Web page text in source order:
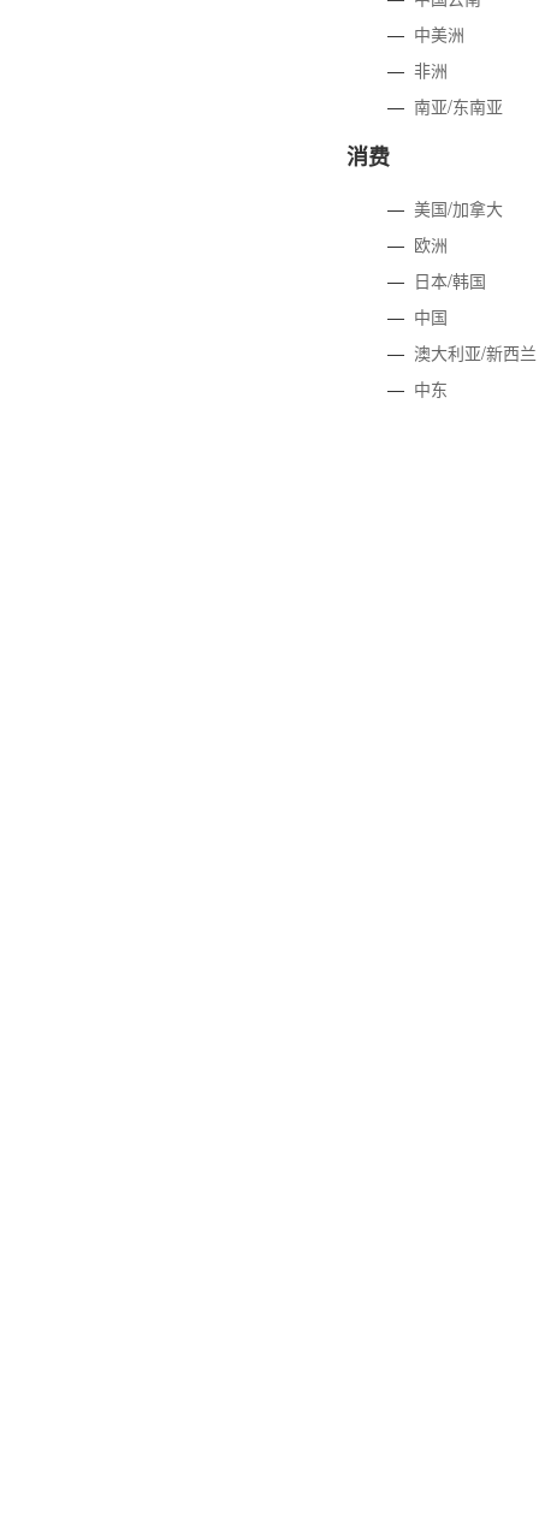
— 中美洲
—非洲
—南亚/东南亚
消费
—美国/加拿大
— 欧洲
— 日本/韩国
— 中国
— 澳大利亚/新西兰
— 中东